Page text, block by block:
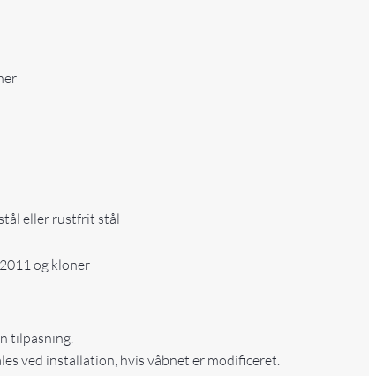
eller rustfrit stål
og kloner
tilpasning.
ved installation, hvis våbnet er modificeret.